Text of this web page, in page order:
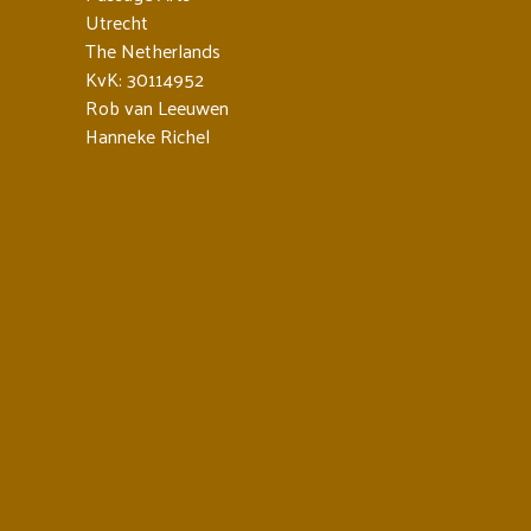
Utrecht
The Netherlands
KvK: 30114952
Rob van Leeuwen
Hanneke Richel